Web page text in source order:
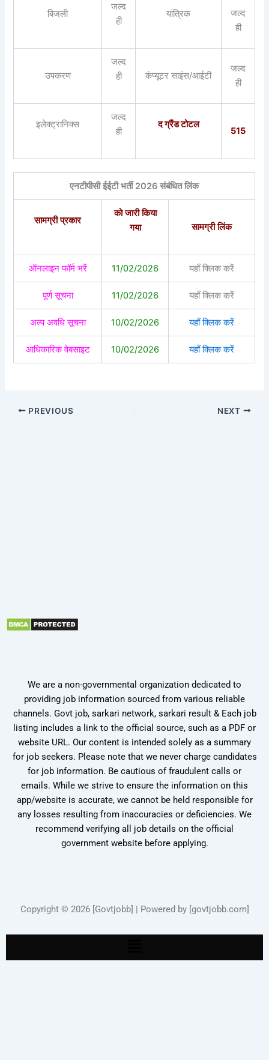
बिजली
जल्द
ही
यांत्रिक
जल्द
ही
उपकरण
जल्द
ही
कंप्यूटर साइंस/आईटी
जल्द
ही
इलेक्ट्रानिक्स
जल्द
ही
द ग्रैंड टोटल
515
एनटीपीसी ईईटी भर्ती 2026 संबंधित लिंक
सामग्री प्रकार
को जारी किया
गया
सामग्री लिंक
ऑनलाइन फॉर्म भरें 11/02/2026 यहाँ क्लिक करें
पूर्ण सूचना 11/02/2026 यहाँ क्लिक करें
अल्प अवधि सूचना 10/02/2026 यहाँ क्लिक करें
आधिकारिक वेबसाइट 10/02/2026 यहाँ क्लिक करें
PREVIOUS NEXT
We are a non-governmental organization dedicated to
providing job information sourced from various reliable
channels. Govt job, sarkari network, sarkari result & Each job
listing includes a link to the official source, such as a PDF or
website URL. Our content is intended solely as a summary
for job seekers. Please note that we never charge candidates
for job information. Be cautious of fraudulent calls or
emails. While we strive to ensure the information on this
app/website is accurate, we cannot be held responsible for
any losses resulting from inaccuracies or deficiencies. We
recommend verifying all job details on the official
government website before applying.
Copyright © 2026 [Govtjobb] | Powered by [govtjobb.com]